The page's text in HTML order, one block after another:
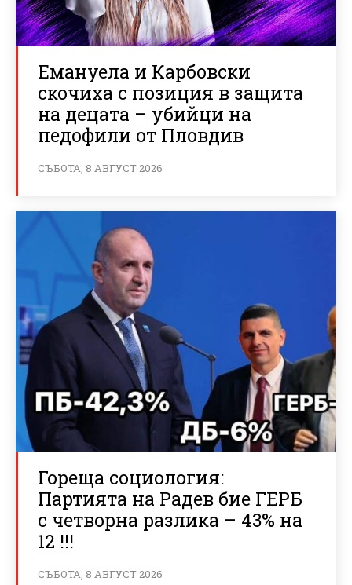
Емануела и Карбовски
скочиха с позиция в защита
на децата – убийци на
педофили от Пловдив
СЪБОТА, 8 АВГУСТ 2026
Гореща социология:
Партията на Радев бие ГЕРБ
с четворна разлика – 43% на
12 !!!
СЪБОТА, 8 АВГУСТ 2026